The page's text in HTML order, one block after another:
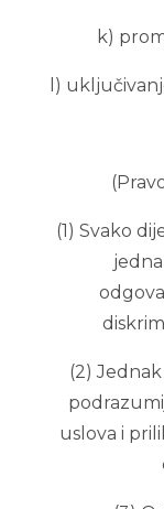
k)
l)
(1) Svako
(2)
uslova i